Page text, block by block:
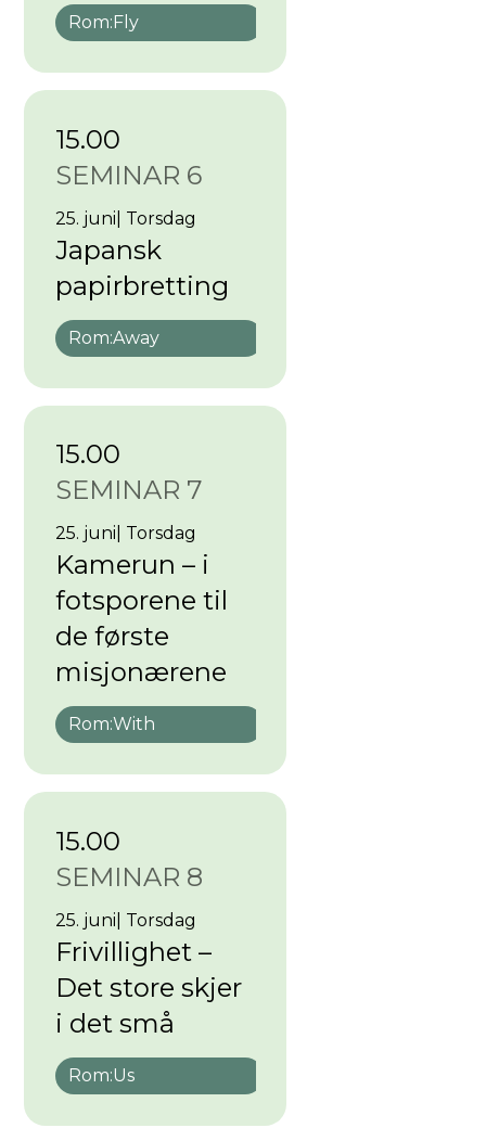
Rom: Fly
15.00
SEMINAR 6
25. juni Torsdag
Japansk
papirbretting
Rom:Away
15.00
SEMINAR 7
25. juni Torsdag
Kamerun – i
fotsporene til
de første
misjonærene
Rom:With
15.00
SEMINAR 8
25. juni Torsdag
Frivillighet –
Det store skjer
i det små
Rom:Us